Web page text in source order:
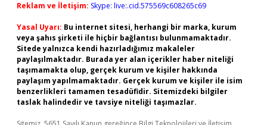
Reklam ve İletişim: Skype: live:.cid.575569c608265c69
Yasal Uyarı: Bu internet sitesi, herhangi bir marka, kurum
veya şahıs şirketi ile hiçbir bağlantısı bulunmamaktadır.
Sitede yalnızca kendi hazırladığımız makaleler
paylaşılmaktadır. Burada yer alan içerikler haber niteliği
taşımamakta olup, gerçek kurum ve kişiler hakkında
paylaşım yapılmamaktadır. Gerçek kurum ve kişiler ile isim
benzerlikleri tamamen tesadüfidir. Sitemizdeki bilgiler
taslak halindedir ve tavsiye niteliği taşımazlar.